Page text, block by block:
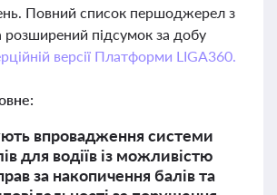
Повний список першоджерел з
розширений підсумок за добу
версії Платформи LIGA360.
впровадження системи
для водіїв із можливістю
за накопичення балів та